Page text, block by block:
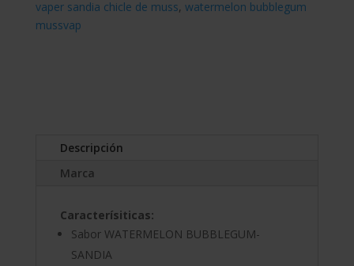
vaper sandia chicle de muss, watermelon bubblegum
mussvap
Descripción
Marca
Caracterísiticas:
Sabor WATERMELON BUBBLEGUM-
SANDIA